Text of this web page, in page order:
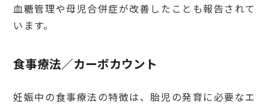
血糖管理や母児合併症が改善したことも報告されて
います。
食事療法／カーボカウント
妊娠中の食事療法の特徴は、胎児の発育に必要なエ